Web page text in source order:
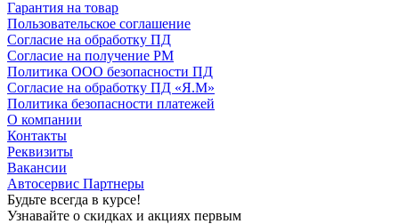
Гарантия на товар
Пользовательское соглашение
Согласие на обработку ПД
Согласие на получение РМ
Политика ООО безопасности ПД
Согласие на обработку ПД «Я.М»
Политика безопасности платежей
О компании
Контакты
Реквизиты
Вакансии
Автосервис Партнеры
Будьте всегда в курсе!
Узнавайте о скидках и акциях первым